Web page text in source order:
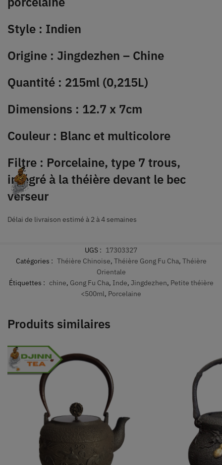
Style : Indien
Origine : Jingdezhen – Chine
Quantité : 215ml (0,215L)
Dimensions : 12.7 x 7cm
Couleur : Blanc et multicolore
Filtre : Porcelaine, type 7 trous,
intégré à la théière devant le bec
verseur
Délai de livraison estimé à 2 à 4 semaines
UGS : 17303327
Catégories : Théière Chinoise, Théière Gong Fu Cha, Théière
Orientale
Étiquettes : chine, Gong Fu Cha, Inde, Jingdezhen, Petite théière
<500ml, Porcelaine
Produits similaires